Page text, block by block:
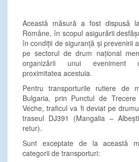
Această măsură a fost dispusă
Române, în scopul asigurării
în condiții de siguranță și prevenirii
pe sectorul de drum național
organizării unui eveniment
proximitatea acestuia.
Pentru transporturile rutiere de
Bulgaria, prin Punctul de
Veche, traficul va fi deviat pe
traseul DJ391 (Mangalia –
retur).
Sunt exceptate de la această
categorii de transporturi: